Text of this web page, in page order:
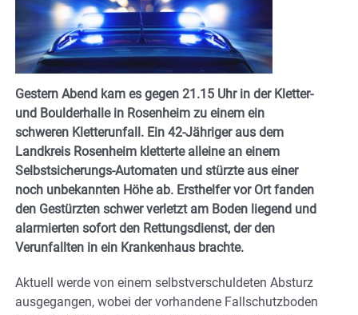
Gestern Abend kam es gegen 21.15 Uhr in der Kletter-
und Boulderhalle in Rosenheim zu einem ein
schweren Kletterunfall. Ein 42-Jähriger aus dem
Landkreis Rosenheim kletterte alleine an einem
Selbstsicherungs-Automaten und stürzte aus einer
noch unbekannten Höhe ab. Ersthelfer vor Ort fanden
den Gestürzten schwer verletzt am Boden liegend und
alarmierten sofort den Rettungsdienst, der den
Verunfallten in ein Krankenhaus brachte.
Aktuell werde von einem selbstverschuldeten Absturz
ausgegangen, wobei der vorhandene Fallschutzboden